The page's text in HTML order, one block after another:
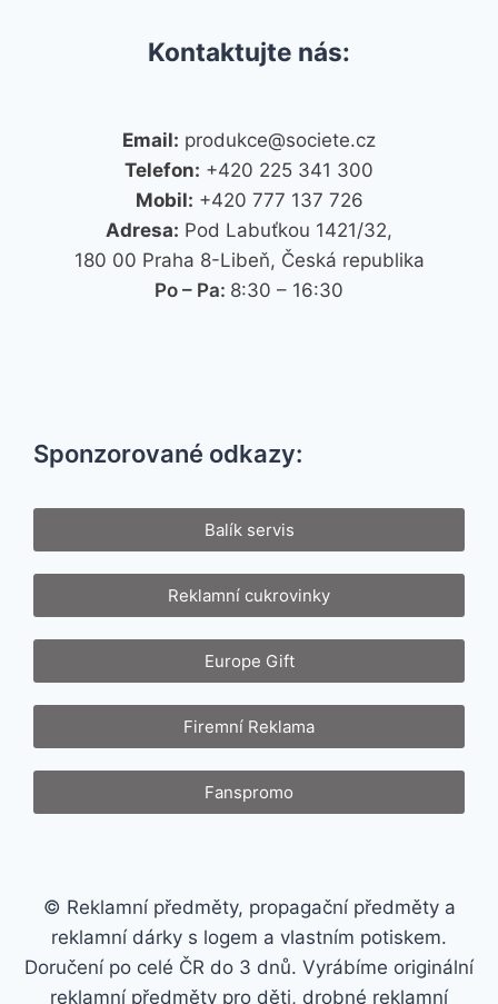
Kontaktujte nás:
Email: produkce@societe.cz
Telefon: +420 225 341 300
Mobil: +420 777 137 726
Adresa: Pod Labuťkou 1421/32,
180 00 Praha 8-Libeň, Česká republika
Po – Pa: 8:30 – 16:30
Sponzorované odkazy:
Balík servis
Reklamní cukrovinky
Europe Gift
Firemní Reklama
Fanspromo
© Reklamní předměty, propagační předměty a
reklamní dárky s logem a vlastním potiskem.
Doručení po celé ČR do 3 dnů. Vyrábíme originální
reklamní předměty pro děti, drobné reklamní